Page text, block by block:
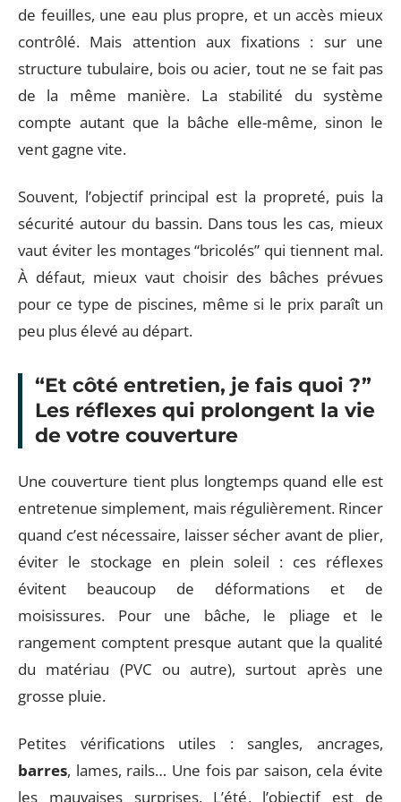
de feuilles, une eau plus propre, et un accès mieux
contrôlé. Mais attention aux fixations : sur une
structure tubulaire, bois ou acier, tout ne se fait pas
de la même manière. La stabilité du système
compte autant que la bâche elle-même, sinon le
vent gagne vite.
Souvent, l’objectif principal est la propreté, puis la
sécurité autour du bassin. Dans tous les cas, mieux
vaut éviter les montages “bricolés” qui tiennent mal.
À défaut, mieux vaut choisir des bâches prévues
pour ce type de piscines, même si le prix paraît un
peu plus élevé au départ.
“Et côté entretien, je fais quoi ?”
Les réflexes qui prolongent la vie
de votre couverture
Une couverture tient plus longtemps quand elle est
entretenue simplement, mais régulièrement. Rincer
quand c’est nécessaire, laisser sécher avant de plier,
éviter le stockage en plein soleil : ces réflexes
évitent beaucoup de déformations et de
moisissures. Pour une bâche, le pliage et le
rangement comptent presque autant que la qualité
du matériau (PVC ou autre), surtout après une
grosse pluie.
Petites vérifications utiles : sangles, ancrages,
barres, lames, rails… Une fois par saison, cela évite
les mauvaises surprises. L’été, l’objectif est de